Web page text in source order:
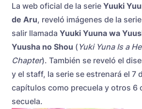
La web oficial de la serie Yuuki
de Aru, reveló imágenes de la
salir llamada Yuuki Yuuna wa
Yuusha no Shou ( Yuki Yuna Is a
Chapter). También se reveló el
y el staff, la serie se estrenará el 7
capítulos como precuela y otros 6
secuela.